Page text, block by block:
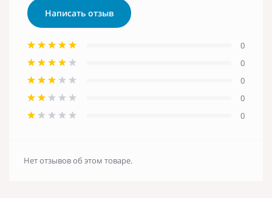
Написать отзыв
0
0
0
0
0
Нет отзывов об этом товаре.